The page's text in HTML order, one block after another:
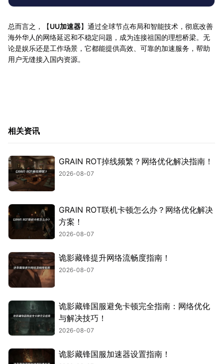
总而言之，【UU加速器】通过全球节点布局和智能技术，彻底改善
海外华人的网络延迟和不稳定问题，成为连接祖国的理想桥梁。无
论是娱乐还是工作场景，它都能提供高效、可靠的加速服务，帮助
用户无缝接入国内资源。
相关资讯
GRAIN ROT掉线频繁？网络优化解决指南！
2026-08-07
GRAIN ROT联机卡顿怎么办？网络优化解决
方案！
2026-08-07
诡影藏锋提升网络流畅度指南！
2026-08-07
诡影藏锋国服避免卡顿完全指南：网络优化
与解决技巧！
2026-08-07
诡影藏锋国服加速器设置指南！